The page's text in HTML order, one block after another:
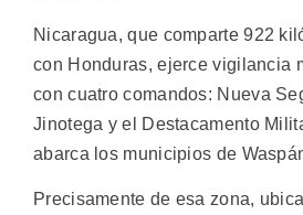
Nicaragua, que comparte 922
con Honduras, ejerce vigilancia
con cuatro comandos: Nueva
Jinotega y el Destacamento
abarca los municipios de
Precisamente de esa zona,